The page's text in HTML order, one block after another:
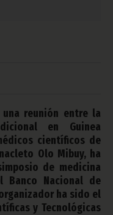
reunión entre la
en Guinea
científicos de
Olo Mibuy, ha
de medicina
Banco Nacional de
ha sido el
y Tecnológicas